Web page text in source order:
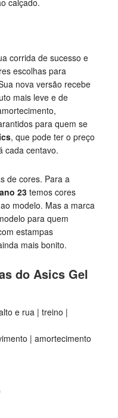
calçado.
corrida de sucesso e
escolhas para
nova versão recebe
mais leve e de
para quem se
, que pode ter o preço
cada centavo.
de cores. Para a
23temos cores
modelo. Mas a marca
para quem
estampas
mais bonito.
do Asics Gel
e rua | treino |
| amortecimento